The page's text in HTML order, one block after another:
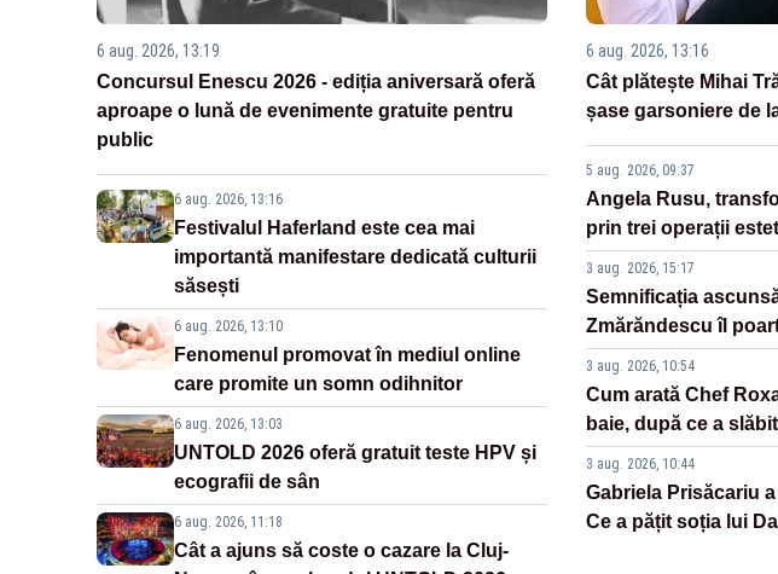
6 aug. 2026, 13:19
Concursul Enescu 2026 - ediția aniversară oferă
aproape o lună de evenimente gratuite pentru
public
6 aug. 2026, 13:16
Festivalul Haferland este cea mai
importantă manifestare dedicată culturii
săsești
6 aug. 2026, 13:10
Fenomenul promovat în mediul online
care promite un somn odihnitor
6 aug. 2026, 13:03
UNTOLD 2026 oferă gratuit teste HPV și
ecografii de sân
6 aug. 2026, 11:18
Cât a ajuns să coste o cazare la Cluj-
6 aug. 2026, 13:16
Cât plătește Mihai
șase garsoniere de
5 aug. 2026, 09:37
Angela Rusu,
prin trei operații
3 aug. 2026, 15:17
Semnificația
Zmărăndescu îl
3 aug. 2026, 10:54
Cum arată Chef
baie, după ce a
3 aug. 2026, 10:44
Gabriela Prisăcariu
Ce a pățit soția lui